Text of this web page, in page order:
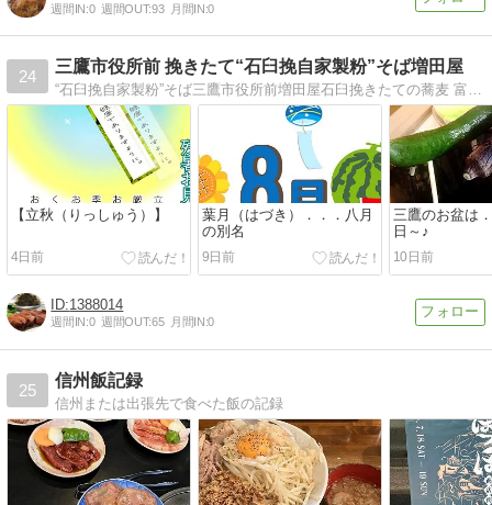
週間IN:0 週間OUT:93 月間IN:0
24
三鷹市役所前 挽きたて“石臼挽自家製粉”そば増田屋
“石臼挽自家製粉”そば三鷹市役所前増田屋石臼挽きたての蕎麦 富士山の天然水仕立のつゆ 三鷹で野菜＆八ヶ岳でソバを自家栽培
【立秋（りっしゅう）】
4日前
葉月（はづき）．．．八月
の別名
9日前
三鷹のお盆は
日～♪
10日前
1388014
週間IN:0 週間OUT:65 月間IN:0
25
信州飯記録
信州または出張先で食べた飯の記録